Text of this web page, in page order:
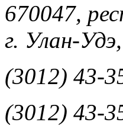
670047,
г. Улан-
(3012) 43-
(3012) 43-